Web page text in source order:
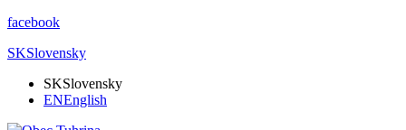
facebook
SKSlovensky
SKSlovensky
ENEnglish